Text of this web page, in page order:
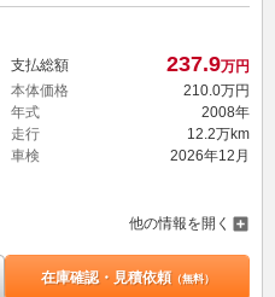
支払総額 237.9万円
本体価格
210. 0万円
年式
2008年
走行
12.2万km
車検
2026年12月
他の情報を開く
在庫確認・見積依頼（無料）